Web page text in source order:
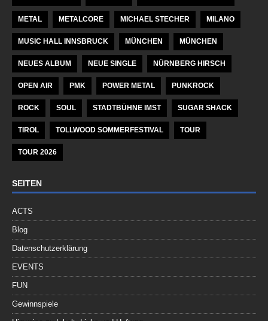
METAL METALCORE MICHAEL STECHER MILANO
MUSIC HALL INNSBRUCK MÜNCHEN MÜNCHEN
NEUES ALBUM NEUE SINGLE NÜRNBERG HIRSCH
OPEN AIR PMK POWER METAL PUNKROCK
ROCK SOUL STADTBÜHNE IMST SUGAR SHACK
TIROL TOLLWOOD SOMMERFESTIVAL TOUR
TOUR 2026
SEITEN
ACTS
Blog
Datenschutzerklärung
EVENTS
FUN
Gewinnspiele